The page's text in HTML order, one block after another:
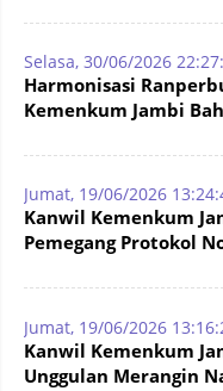
Selasa, 30/06/2026
Harmonisasi
Kemenkum Jambi
Jumat, 19/06/2026
Kanwil Kemenkum
Pemegang Protokol
Jumat, 19/06/2026
Kanwil Kemenkum
Unggulan Merangin